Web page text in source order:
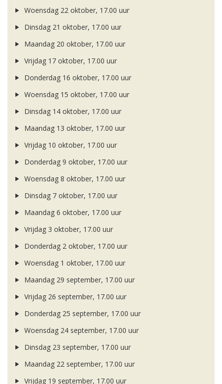
Woensdag 22 oktober, 17.00 uur
Dinsdag 21 oktober, 17.00 uur
Maandag 20 oktober, 17.00 uur
Vrijdag 17 oktober, 17.00 uur
Donderdag 16 oktober, 17.00 uur
Woensdag 15 oktober, 17.00 uur
Dinsdag 14 oktober, 17.00 uur
Maandag 13 oktober, 17.00 uur
Vrijdag 10 oktober, 17.00 uur
Donderdag 9 oktober, 17.00 uur
Woensdag 8 oktober, 17.00 uur
Dinsdag 7 oktober, 17.00 uur
Maandag 6 oktober, 17.00 uur
Vrijdag 3 oktober, 17.00 uur
Donderdag 2 oktober, 17.00 uur
Woensdag 1 oktober, 17.00 uur
Maandag 29 september, 17.00 uur
Vrijdag 26 september, 17.00 uur
Donderdag 25 september, 17.00 uur
Woensdag 24 september, 17.00 uur
Dinsdag 23 september, 17.00 uur
Maandag 22 september, 17.00 uur
Vrijdag 19 september, 17.00 uur